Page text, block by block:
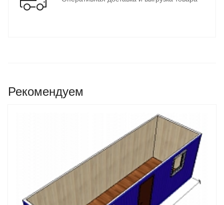
Рекомендуем